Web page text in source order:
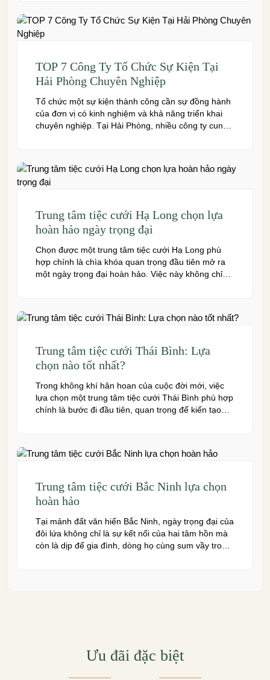
system, and dedicated event support to help
couples create a seamless and memorable […]
TOP 7 Công Ty Tổ Chức Sự Kiện Tại
Hải Phòng Chuyên Nghiệp
Tổ chức một sự kiện thành công cần sự đồng hành
của đơn vị có kinh nghiệm và khả năng triển khai
chuyên nghiệp. Tại Hải Phòng, nhiều công ty cung
Trung tâm tiệc cưới Hạ Long chọn lựa
hoàn hảo ngày trọng đại
Chọn được một trung tâm tiệc cưới Hạ Long phù
hợp chính là chìa khóa quan trọng đầu tiên mở ra
một ngày trọng đại hoàn hảo. Việc này không chỉ
Trung tâm tiệc cưới Thái Bình: Lựa
chọn nào tốt nhất?
Trong không khí hân hoan của cuộc đời mới, việc
lựa chọn một trung tâm tiệc cưới Thái Bình phù hợp
chính là bước đi đầu tiên, quan trọng để kiến tạo
Trung tâm tiệc cưới Bắc Ninh lựa chọn
hoàn hảo
Tại mảnh đất văn hiến Bắc Ninh, ngày trọng đại của
đôi lứa không chỉ là sự kết nối của hai tâm hồn mà
còn là dịp để gia đình, dòng họ cùng sum vầy trong
Ưu đãi đặc biệt